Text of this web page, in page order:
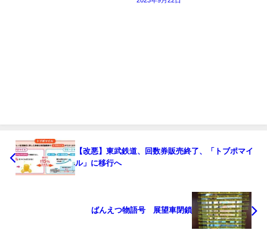
【改悪】東武鉄道、回数券販売終了、「トブポマイ
ル」に移行へ
ばんえつ物語号 展望車閉鎖